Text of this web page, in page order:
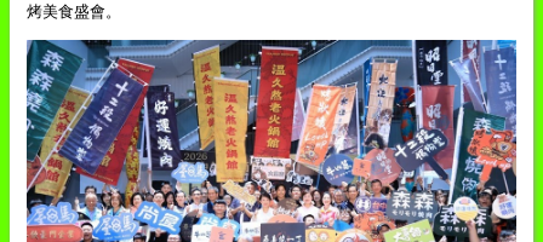
烤美食盛會。